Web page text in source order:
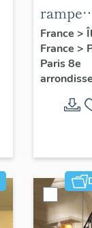
rampe
d'appui,
grand
garde
Etat-
la
France >
France >
Paris 8e